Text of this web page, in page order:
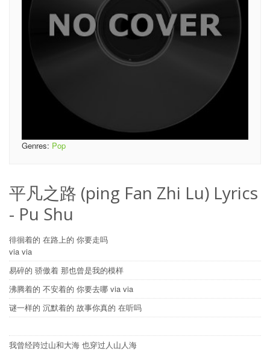
Genres: Pop
平凡之路 (ping Fan Zhi Lu) Lyrics
- Pu Shu
徘徊着的 在路上的 你要走吗
via via
易碎的 骄傲着 那也曾是我的模样
沸腾着的 不安着的 你要去哪 via via
谜一样的 沉默着的 故事你真的 在听吗
我曾经跨过山和大海 也穿过人山人海